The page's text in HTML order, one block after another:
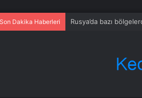
Son Dakika Haberleri Rusya’da bazı